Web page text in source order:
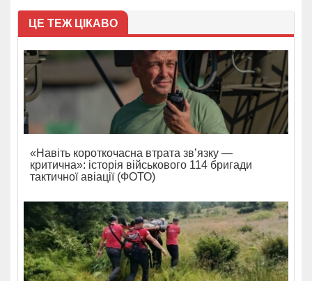
ЦЕ ТЕЖ ЦІКАВО
«Навіть короткочасна втрата зв’язку —
критична»: історія військового 114 бригади
тактичної авіації (ФОТО)